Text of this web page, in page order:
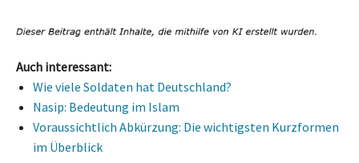
Auch interessant:
Wie viele Soldaten hat Deutschland?
Nasip: Bedeutung im Islam
Voraussichtlich Abkürzung: Die wichtigsten Kurzformen
im Überblick